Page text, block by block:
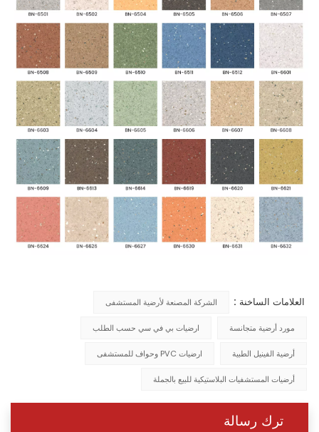
العلامات الساخنة : الشركة المصنعة لأرضية المستشفى
مورد أرضية متجانسة ارضيات بي في سي حسب الطلب
أرضية الفينيل الطبية ارضيات PVC وحواف للمستشفى
أرضيات المستشفيات البلاستيكية للبيع بالجملة
ترك رسالة